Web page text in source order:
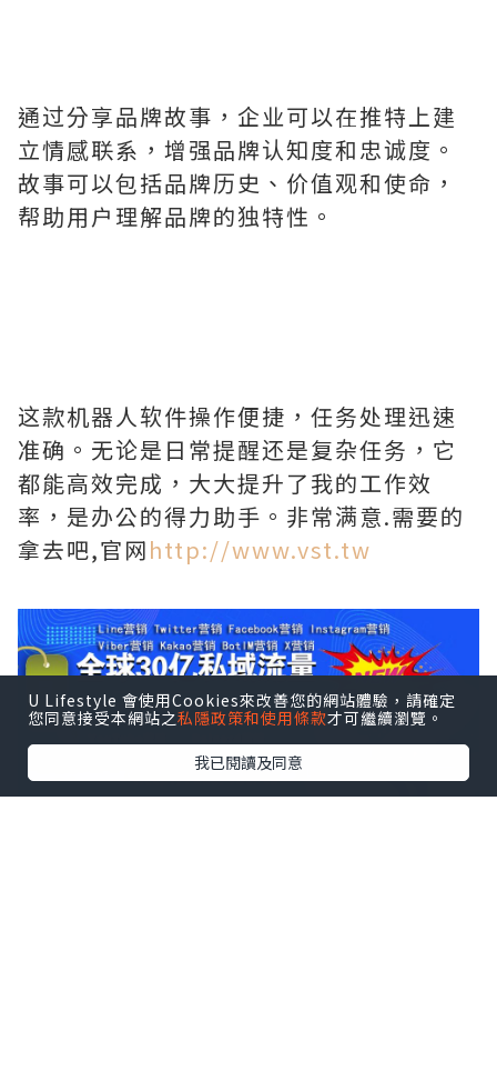
通过分享品牌故事，企业可以在推特上建
立情感联系，增强品牌认知度和忠诚度。
故事可以包括品牌历史、价值观和使命，
帮助用户理解品牌的独特性。
这款机器人软件操作便捷，任务处理迅速
准确。无论是日常提醒还是复杂任务，它
都能高效完成，大大提升了我的工作效
率，是办公的得力助手。非常满意.需要的
拿去吧,官网http://www.vst.tw
U Lifestyle 會使用Cookies來改善您的網站體驗，請確定
您同意接受本網站之私隱政策和使用條款才可繼續瀏覽。
我已閱讀及同意